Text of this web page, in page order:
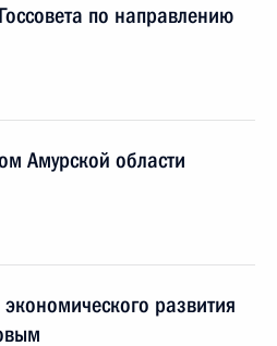
по направлению
Амурской области
развития